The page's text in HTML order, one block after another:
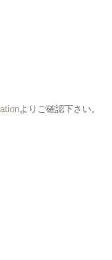
よりご確認下さい。